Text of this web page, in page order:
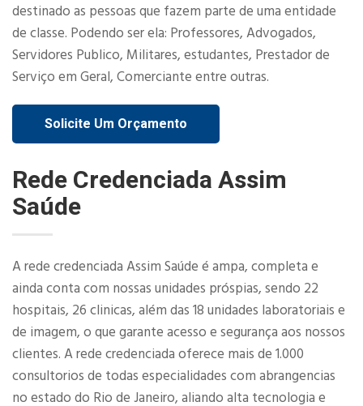
destinado as pessoas que fazem parte de uma entidade
de classe. Podendo ser ela: Professores, Advogados,
Servidores Publico, Militares, estudantes, Prestador de
Serviço em Geral, Comerciante entre outras.
Solicite Um Orçamento
Rede Credenciada Assim
Saúde
A rede credenciada Assim Saúde é ampa, completa e
ainda conta com nossas unidades próspias, sendo 22
hospitais, 26 clinicas, além das 18 unidades laboratoriais e
de imagem, o que garante acesso e segurança aos nossos
clientes. A rede credenciada oferece mais de 1.000
consultorios de todas especialidades com abrangencias
no estado do Rio de Janeiro, aliando alta tecnologia e